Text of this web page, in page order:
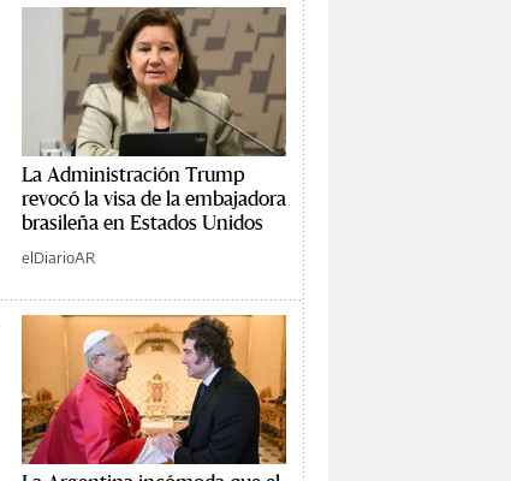
La Administración Trump
revocó la visa de la embajadora
brasileña en Estados Unidos
elDiarioAR